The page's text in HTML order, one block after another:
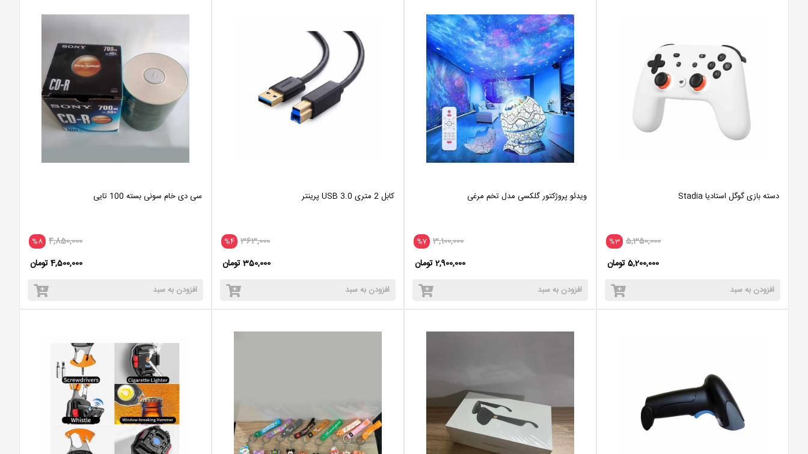
دسته بازی گوگل استادیا Stadia
%3 5,350,000
5,200,000 تومان
افزودن به سبد
ویدئو پروژکتور گلکسی مدل تخم مرغی
%7 3,100,000
2,900,000 تومان
افزودن به سبد
کابل 2 متری USB 3.0 پرینتر
%4 363,000
350,000 تومان
افزودن به سبد
سی دی خام سونی بسته 100 تایی
%8 4,850,000
4,500,000 تومان
افزودن به سبد